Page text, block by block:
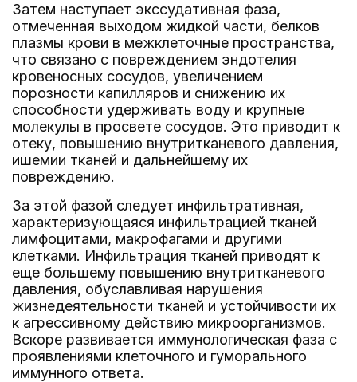
Затем наступает экссудативная фаза,
отмеченная выходом жидкой части, белков
плазмы крови в межклеточные пространства,
что связано с повреждением эндотелия
кровеносных сосудов, увеличением
порозности капилляров и снижению их
способности удерживать воду и крупные
молекулы в просвете сосудов. Это приводит к
отеку, повышению внутритканевого давления,
ишемии тканей и дальнейшему их
повреждению.
За этой фазой следует инфильтративная,
характеризующаяся инфильтрацией тканей
лимфоцитами, макрофагами и другими
клетками. Инфильтрация тканей приводят к
еще большему повышению внутритканевого
давления, обуславливая нарушения
жизнедеятельности тканей и устойчивости их
к агрессивному действию микроорганизмов.
Вскоре развивается иммунологическая фаза с
проявлениями клеточного и гуморального
иммунного ответа.